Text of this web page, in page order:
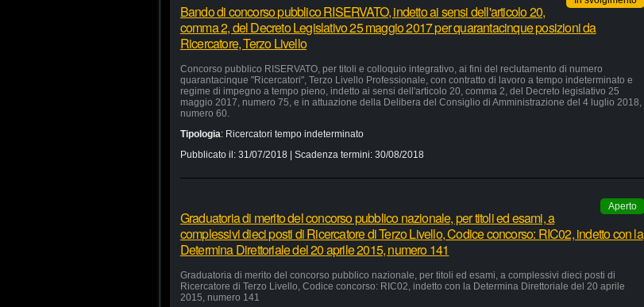
Bando di concorso pubblico RISERVATO, indetto ai sensi dell'articolo 20,
comma 2, del Decreto Legislativo 25 maggio 2017 per quarantacinque posizioni da
Ricercatore, Terzo Livello
Concorso pubblico RISERVATO, per titoli e colloquio integrativo, ai fini del reclutamento di numero
quarantacinque "Ricercatori", Terzo Livello Professionale, con contratto di lavoro a tempo indeterminato e
regime di impegno a tempo pieno, indetto ai sensi dell'articolo 20, comma 2, del Decreto legislativo 25
maggio 2017, numero 75, e in attuazione della Delibera del Consiglio di Amministrazione del 4 luglio 2018,
numero 60.
Tipologia: Ricercatori tempo indeterminato
Pubblicato il: 31/07/2018 | Scadenza termini: 30/08/2018
Aperto
Graduatoria di merito del concorso pubblico nazionale, per titoli ed esami, a
complessivi dieci posti di Ricercatore di Terzo Livello, Codice concorso: RIC02, indetto con la
Determina Direttoriale del 20 aprile 2015, numero 141
Graduatoria di merito del concorso pubblico nazionale, per titoli ed esami, a complessivi dieci posti di
Ricercatore di Terzo Livello, Codice concorso: RIC02, indetto con la Determina Direttoriale del 20 aprile
2015, numero 141